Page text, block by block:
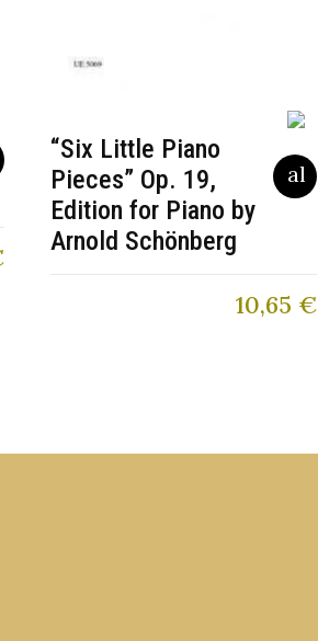
“Six Little Piano
Pieces” Op. 19,
Edition for Piano by
Arnold Schönberg
10,65 €